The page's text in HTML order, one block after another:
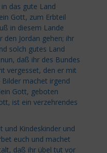
das gute Land
Gott, zum Erbteil
in diesem Lande
den Jordan gehen; ihr
solch gutes Land
daß ihr des Bundes
vergesset, den er mit
machet irgend
Gott, geboten
ist ein verzehrendes
und Kindeskinder und
euch und machet
daß ihr übel tut vor